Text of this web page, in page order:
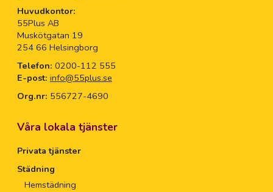
Huvudkontor:
55Plus AB
Muskötgatan 19
254 66 Helsingborg
Telefon: 0200-112 555
E-post: info@55plus.se
Org.nr: 556727-4690
Våra lokala tjänster
Privata tjänster
Städning
Hemstädning